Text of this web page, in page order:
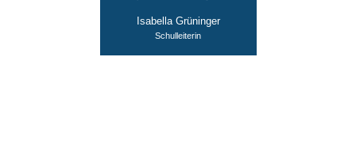
Isabella Grüninger
Schulleiterin